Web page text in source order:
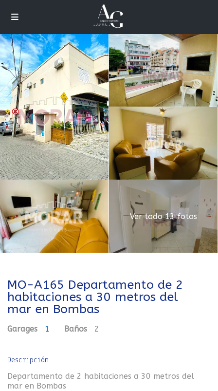
Ver todo 13 fotos
MO-A165 Departamento de 2
habitaciones a 30 metros del
mar en Bombas
Garages 1 Baños 2
Descripción
Departamento de 2 habitaciones a 30 metros del
mar en Bombas